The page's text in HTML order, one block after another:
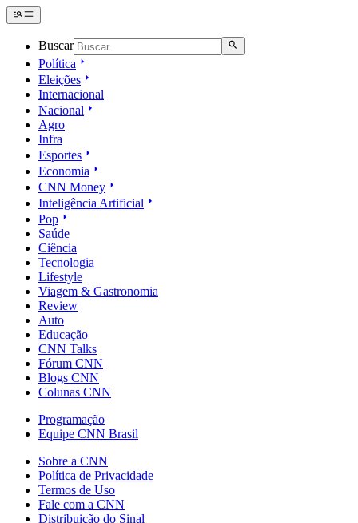
Buscar
Política
Eleições
Internacional
Nacional
Agro
Infra
Esportes
Economia
CNN Money
Inteligência Artificial
Pop
Saúde
Ciência
Tecnologia
Lifestyle
Viagem & Gastronomia
Review
Auto
Educação
CNN Talks
Fórum CNN
Blogs CNN
Colunas CNN
Programação
Equipe CNN Brasil
Sobre a CNN
Política de Privacidade
Termos de Uso
Fale com a CNN
Distribuição do Sinal